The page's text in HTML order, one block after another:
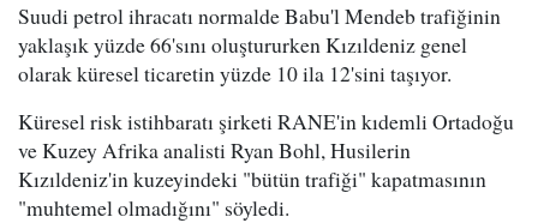
Suudi petrol ihracatı normalde Babu'l Mendeb trafiğinin
yaklaşık yüzde 66'sını oluştururken Kızıldeniz genel
olarak küresel ticaretin yüzde 10 ila 12'sini taşıyor.
Küresel risk istihbaratı şirketi RANE'in kıdemli Ortadoğu
ve Kuzey Afrika analisti Ryan Bohl, Husilerin
Kızıldeniz'in kuzeyindeki "bütün trafiği" kapatmasının
"muhtemel olmadığını" söyledi.